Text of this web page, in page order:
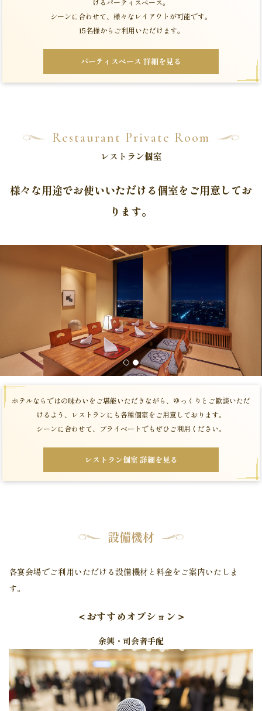
シーンに合わせて、 様々なレイアウトが可能です。
15名様からご利用いただけます。
パーティスペース 詳細を見る
Restaurant Private Room
レストラン個室
様々な用途でお使いいただける個室をご用意してお
ります。
1 2
ホテルならではの味わいをご堪能いただきながら、ゆっくりとご歓談いただ
けるよう、レストランにも各種個室をご用意しております。
シーンに合わせて、プライベートでもぜひご利用ください。
レストラン個室 詳細を見る
設備機材
各宴会場でご利用いただける設備機材と料金をご案内いたしま
す。
＜おすすめオプション＞
余興・司会者手配